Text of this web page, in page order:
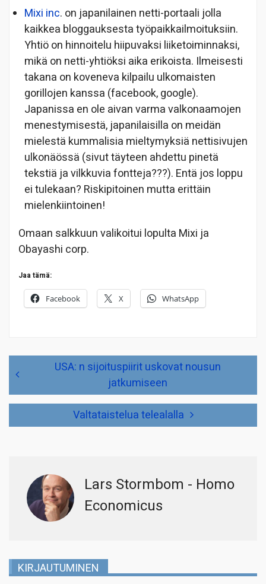
Mixi inc. on japanilainen netti-portaali jolla
kaikkea bloggauksesta työpaikkailmoituksiin.
Yhtiö on hinnoitelu hiipuvaksi liiketoiminnaksi,
mikä on netti-yhtiöksi aika erikoista. Ilmeisesti
takana on koveneva kilpailu ulkomaisten
gorillojen kanssa (facebook, google).
Japanissa en ole aivan varma valkonaamojen
menestymisestä, japanilaisilla on meidän
mielestä kummalisia mieltymyksiä nettisivujen
ulkonäössä (sivut täyteen ahdettu pinetä
tekstiä ja vilkkuvia fontteja???). Entä jos loppu
ei tulekaan? Riskipitoinen mutta erittäin
mielenkiintoinen!
Omaan salkkuun valikoitui lopulta Mixi ja
Obayashi corp.
Jaa tämä:
Facebook X WhatsApp
selaus
USA: n sijoituspiirit uskovat nousun
jatkumiseen
Valtataistelua telealalla
Lars Stormbom - Homo
Economicus
KIRJAUTUMINEN